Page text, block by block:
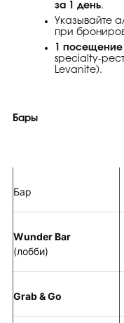
за 1 день.
Указывайте
при
1
specialty-
Levanite).
Бары
Бар
Wunder Bar
(лобби)
Grab & Go